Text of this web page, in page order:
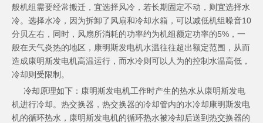
般机组需要经常搬迁，宜选择风冷，若长期固定不动，则宜选择水
冷。选择水冷，因为拆卸了风扇和冷却水箱，可以减低机组噪音10
分贝左右，同时，风扇所消耗的功率约为机组额定功率的5%，一
般在天气炎热的地区，康明斯发电机水温往往超出额定范围，从而
造成康明斯发电机高温运行，而水冷则可以人为的控制水温高低，
冷却则受限制。
冷却原理如下：康明斯发电机工作时产生的热水从康明斯发电
机进行冷却。热交换器，热交换器的冷却管内的水冷却康明斯发电
机的循环热水，康明斯发电机的循环热水被冷却后送到热交换器的